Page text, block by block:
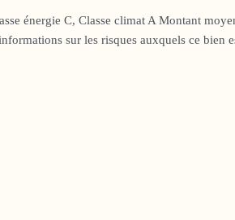
énergie C, Classe climat A Montant
sur les risques auxquels ce bien